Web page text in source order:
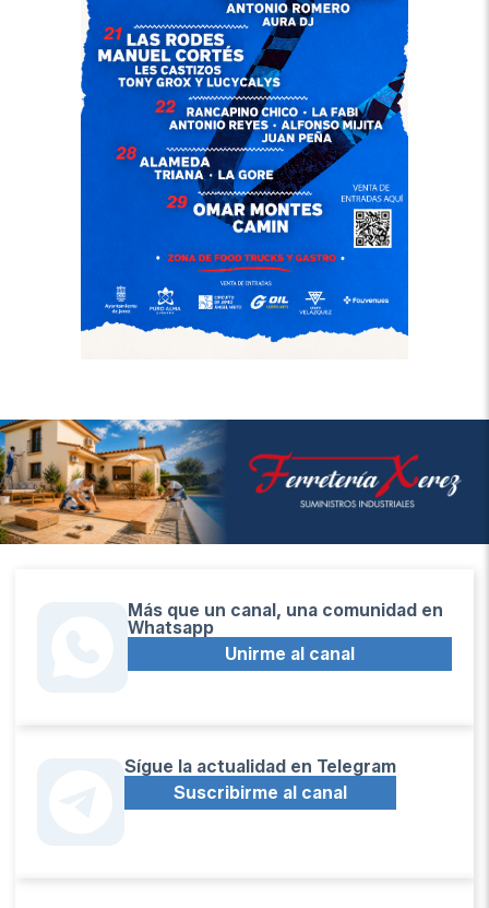
Más que un canal, una comunidad en
Whatsapp
Unirme al canal
Sígue la actualidad en Telegram
Suscribirme al canal